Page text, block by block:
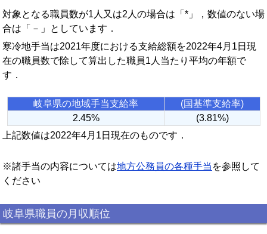
対象となる職員数が1人又は2人の場合は「*」，数値のない場
合は「－」としています．
寒冷地手当は2021年度における支給総額を2022年4月1日現
在の職員数で除して算出した職員1人当たり平均の年額で
す．
岐阜県の地域手当支給率
(国基準支給率)
2.45%
(3.81%)
上記数値は2022年4月1日現在のものです．
※諸手当の内容については地方公務員の各種手当 を参照して
ください
岐阜県職員の月収順位